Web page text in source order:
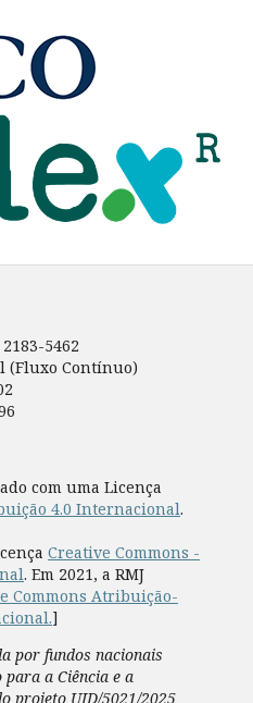
5462
(Fluxo Contínuo)
com uma Licença
4.0 Internacional.
Creative Commons -
. Em 2021, a RMJ
Commons Atribuição-
]
por fundos nacionais
para a Ciência e a
projeto UID/5021/2025